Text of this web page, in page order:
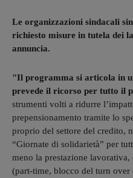
Le organizzazioni sindacali
richiesto misure in tutela dei
annuncia.
"Il programma si articola in
prevede il ricorso per tutto il
strumenti volti a ridurre
prepensionamento tramite lo
proprio del settore del credito,
“Giornate di solidarietà” per
meno la prestazione lavorativa,
(part-time, blocco del turn over